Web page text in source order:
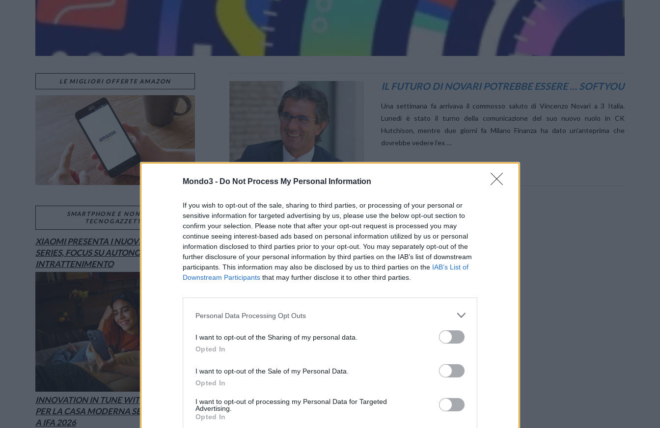
Mondo3 - Do Not Process My Personal Information
If you wish to opt-out of the sale, sharing to third parties, or processing of your personal or
sensitive information for targeted advertising by us, please use the below opt-out section to
confirm your selection. Please note that after your opt-out request is processed you may
continue seeing interest-based ads based on personal information utilized by us or personal
information disclosed to third parties prior to your opt-out. You may separately opt-out of the
further disclosure of your personal information by third parties on the IAB’s list of downstream
participants. This information may also be disclosed by us to third parties on the IAB’s List of
Downstream Participants that may further disclose it to other third parties.
Personal Data Processing Opt Outs
I want to opt-out of the Sharing of my personal data.
Opted In
I want to opt-out of the Sale of my Personal Data.
Opted In
I want to opt-out of processing my Personal Data for Targeted
Advertising.
Opted In
VIEW POST
IL FUTURO DI NOVARI POTREBBE ESSERE … SOFTYOU
Una settimana fa arrivava il commosso saluto di Vincenzo Novari a 3 Italia.
Lunedì è stato il turno della comunicazione del suo nuovo ruolo in CK
Hutchison, mentre due giorni fa Milano Finanza ha dato un’anteprima che
dovrebbe vedere l’ex …
LE MIGLIORI OFFERTE AMAZON
SMARTPHONE E NON SOLO:
TECNOGAZZETTA
XIAOMI PRESENTA I NUOVI REDMI 17
SERIES, FOCUS SU AUTONOMIA E
INTRATTENIMENTO
INNOVATION IN TUNE WITH YOU: L’AI
PER LA CASA MODERNA SECONDO LG È
A IFA 2026